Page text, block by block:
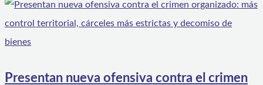
Presentan nueva ofensiva contra el crimen